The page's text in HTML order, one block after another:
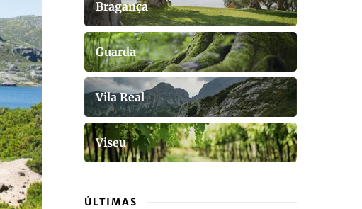
Bragança
Guarda
Vila Real
Viseu
ÚLTIMAS